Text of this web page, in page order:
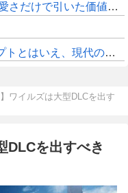
けで引いた価値ある！
低ドロ率」は合っていないのでは？と話題に
】ワイルズは大型DLCを出す
DLCを出すべき